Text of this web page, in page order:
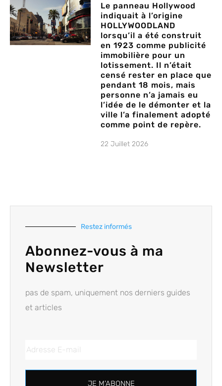
Le panneau Hollywood
indiquait à l’origine
HOLLYWOODLAND
lorsqu’il a été construit
en 1923 comme publicité
immobilière pour un
lotissement. Il n’était
censé rester en place que
pendant 18 mois, mais
personne n’a jamais eu
l’idée de le démonter et la
ville l’a finalement adopté
comme point de repère.
22 Juillet 2026
Restez informés
Abonnez-vous à ma
Newsletter
pas de spam, uniquement nos derniers guides
et articles
JE M'ABONNE